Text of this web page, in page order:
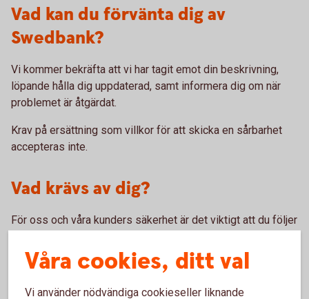
Vad kan du förvänta dig av
Swedbank?
Vi kommer bekräfta att vi har tagit emot din beskrivning,
löpande hålla dig uppdaterad, samt informera dig om när
problemet är åtgärdat.
Krav på ersättning som villkor för att skicka en sårbarhet
accepteras inte.
Vad krävs av dig?
För oss och våra kunders säkerhet är det viktigt att du följer
Du inte utnyttjar sårbarheten för att nå, eller försöka nå
Du inte utnyttjar sårbarheten för att ta bort eller
Våra cookies, ditt val
Vi använder nödvändiga cookieseller liknande